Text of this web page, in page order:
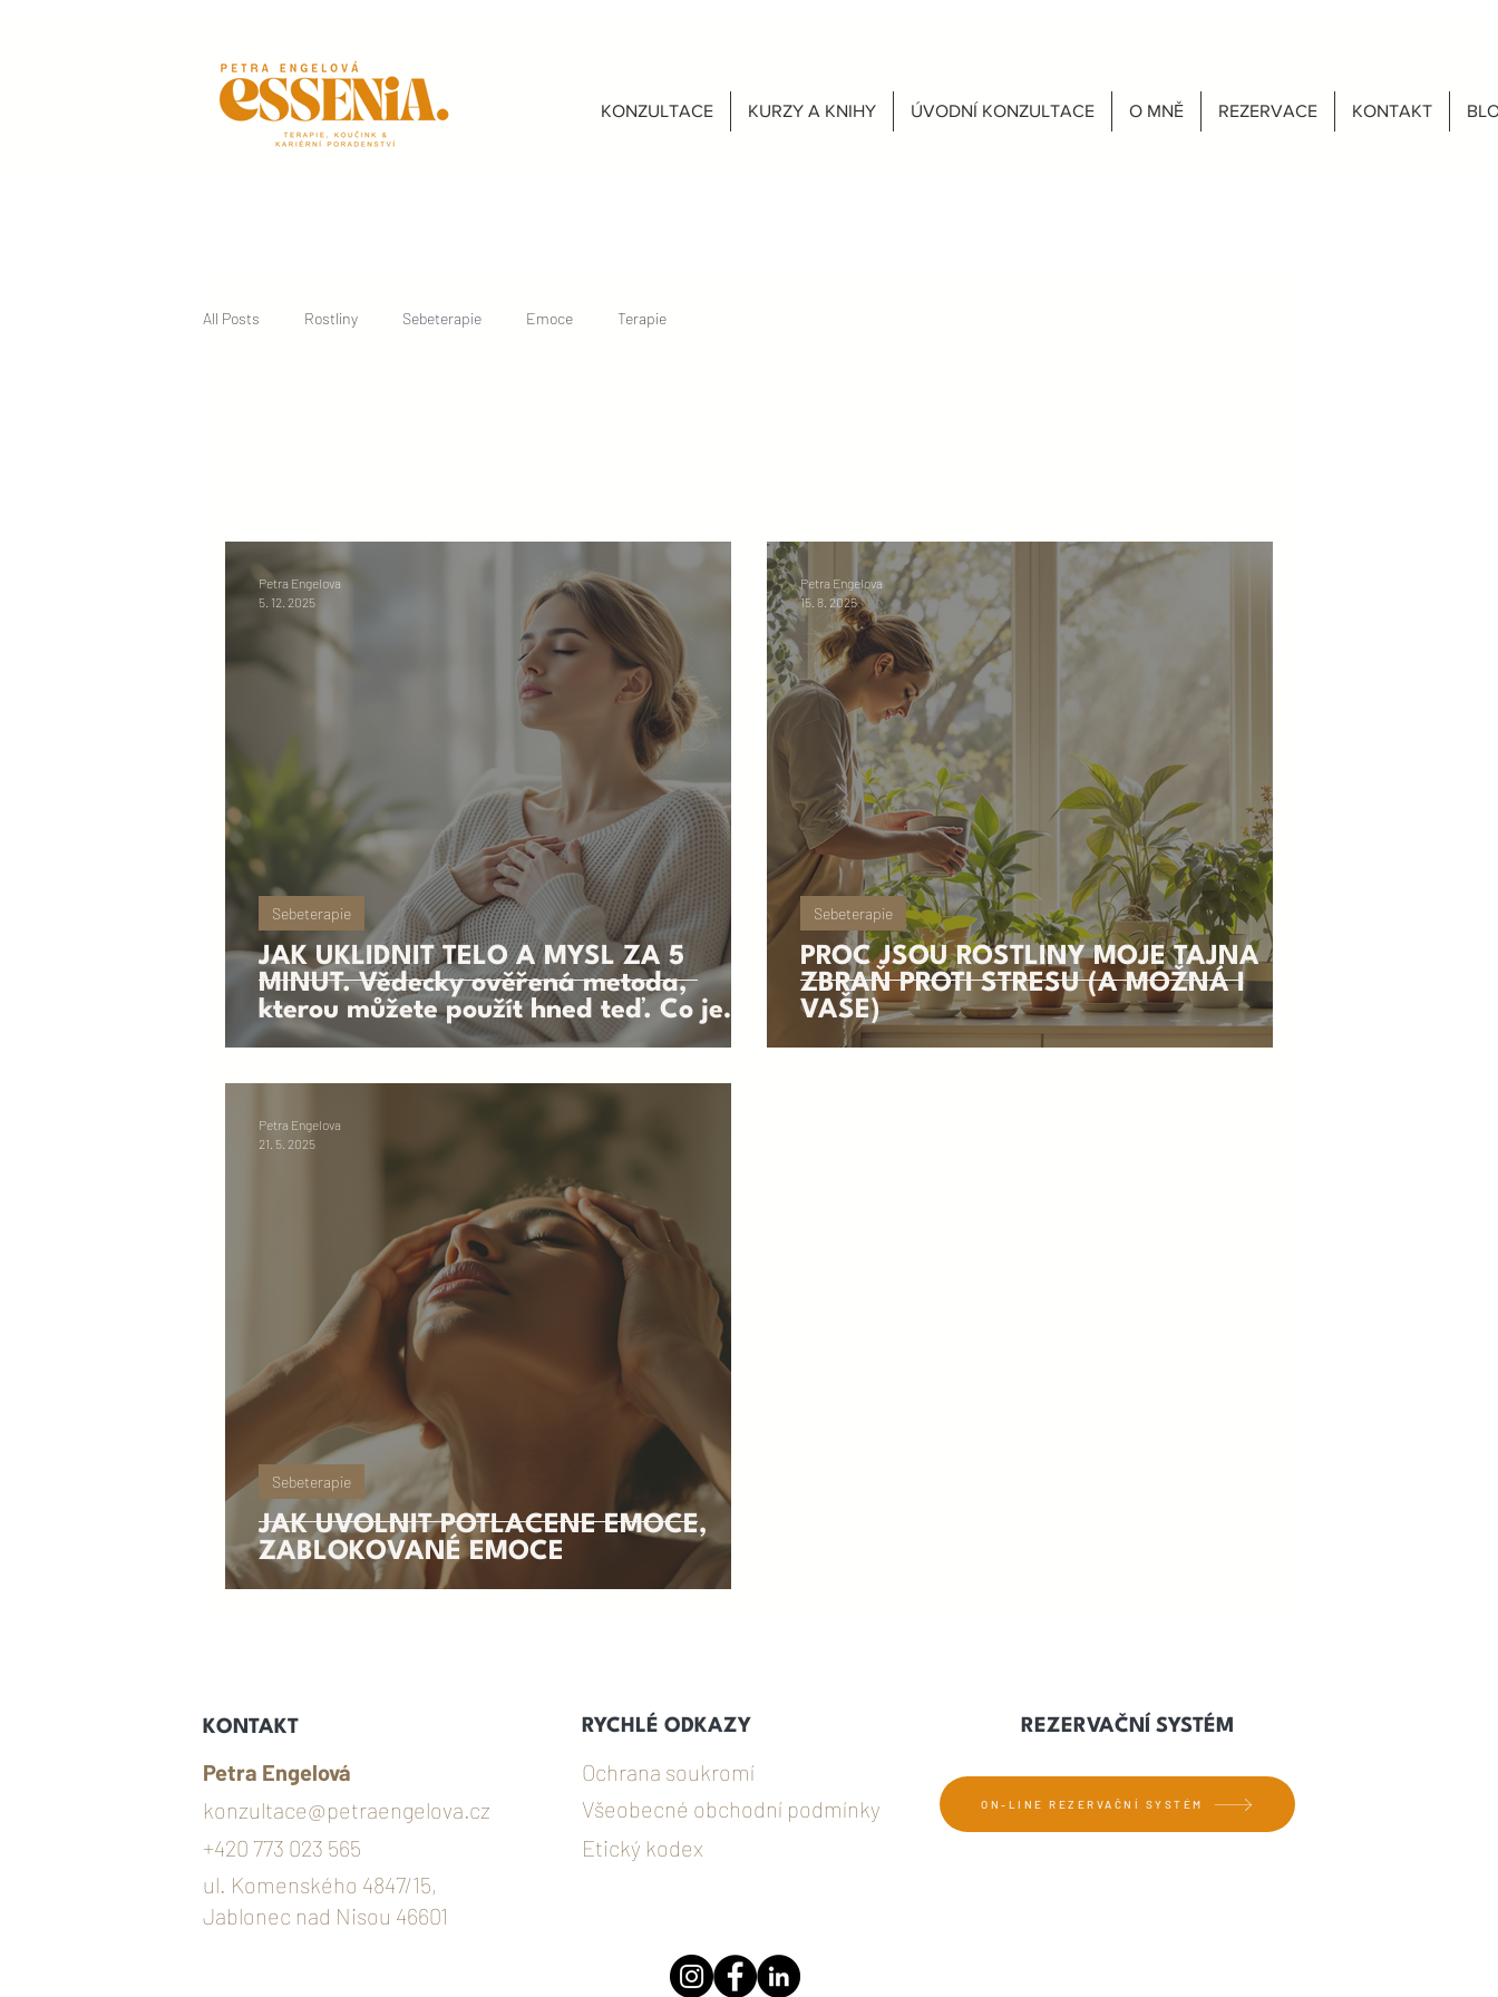
KONZULTACE KURZY A KNIHY ÚVODNÍ KONZULTACE O MNĚ REZERVACE KONTAKT
All Posts Rostliny Sebeterapie Emoce Terapie
JAK UKLIDNIT TĚLO A MYSL ZA 5
MINUT. Vědecky ověřená metoda,
kterou můžete použít hned teď. Co je
bloudivý nerv?
Sebeterapie
Petra Engelova
5. 12. 2025
PROČ JSOU ROSTLINY MOJE TAJNÁ
ZBRAŇ PROTI STRESU (A MOŽNÁ I
VAŠE)
Sebeterapie
Petra Engelova
15. 8. 2025
JAK UVOLNIT POTLAČENÉ EMOCE,
ZABLOKOVANÉ EMOCE
Sebeterapie
Petra Engelova
21. 5. 2025
KONTAKT
Petra Engelová
konzultace@petraengelova.cz
+420 773 023 565
RYCHLÉ ODKAZY
Ochrana soukromí
Všeobecné obchodní podmínky
REZERVAČNÍ SYSTÉM
ON-LINE REZERVAČNÍ SYSTÉM
Etický kodex
ul. Komenského 4847/15,
Jablonec nad Nisou 46601